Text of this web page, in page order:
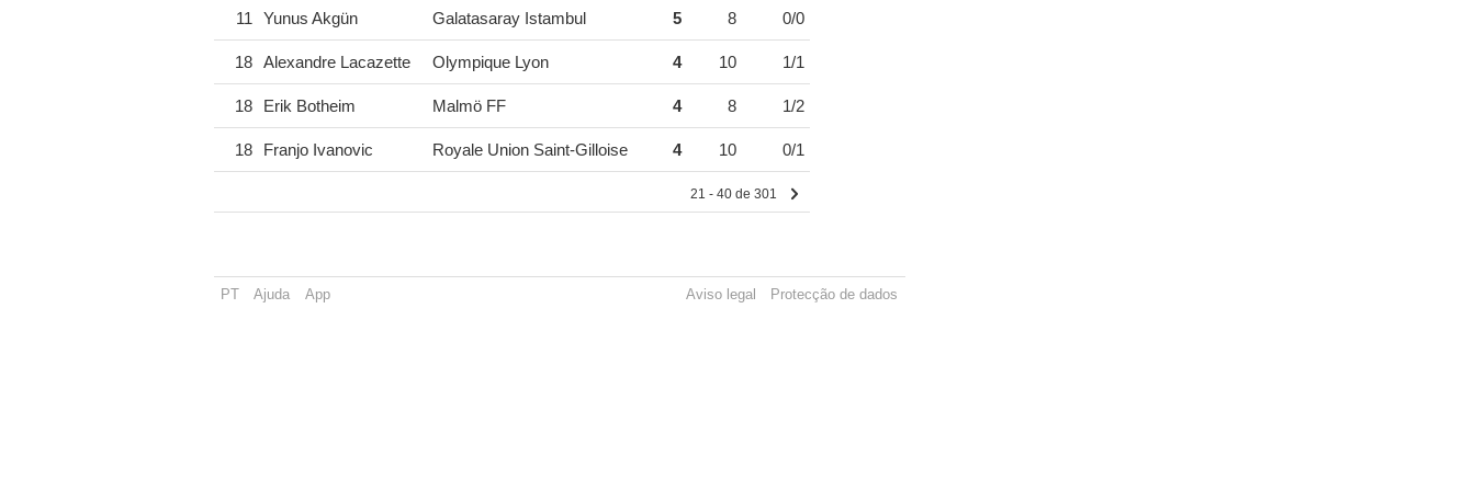
11 Yunus Akgün Galatasaray Istambul 5 8 0/0
18 Alexandre Lacazette Olympique Lyon 4 10 1/1
18 Erik Botheim Malmö FF 4 8 1/2
18 Franjo Ivanovic Royale Union Saint-Gilloise 4 10 0/1
21 - 40 de 301
PT Ajuda App Aviso legal Protecção de dados